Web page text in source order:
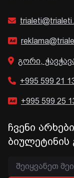
გორი,
+995 599 21
+995 599 25
ჩვენი
ბიულეტინის